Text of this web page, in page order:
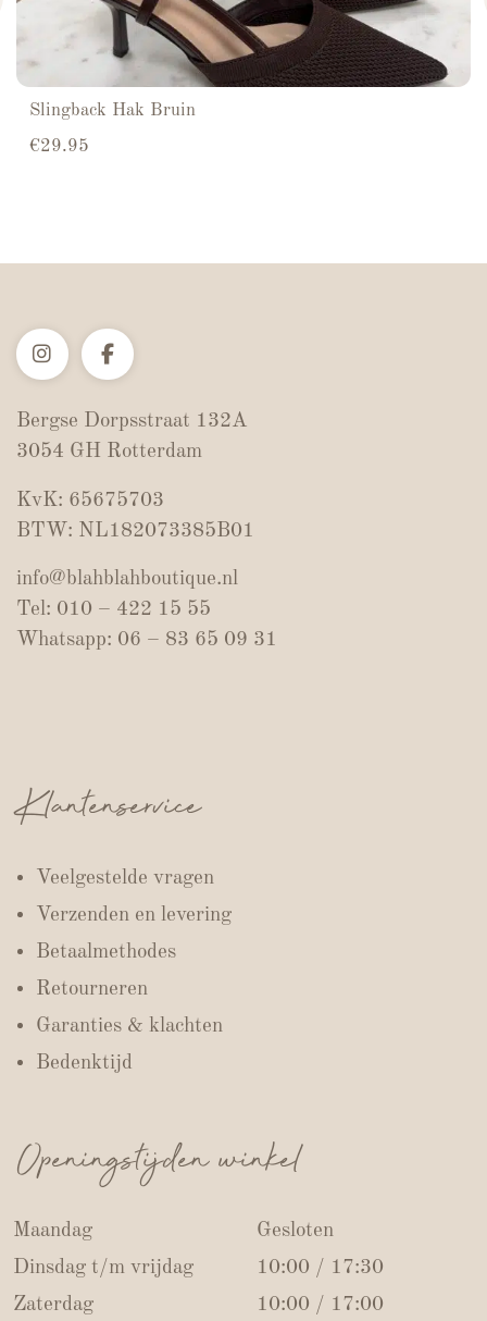
Slingback Hak Bruin
€29.95
Bergse Dorpsstraat 132A
3054 GH Rotterdam
KvK: 65675703
BTW: NL182073385B01
info@blahblahboutique.nl
Tel: 010 – 422 15 55
Whatsapp: 06 – 83 65 09 31
Klantenservice
Veelgestelde vragen
Verzenden en levering
Betaalmethodes
Retourneren
Garanties & klachten
Bedenktijd
Openingstijden winkel
Maandag
Gesloten
Dinsdag t/m vrijdag
10:00 / 17:30
Zaterdag
10:00 / 17:00